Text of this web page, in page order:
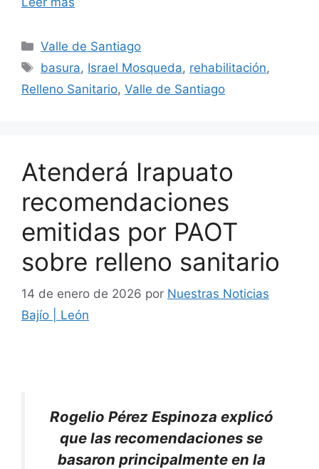
Categorías
Valle de Santiago
Etiquetas
basura, Israel Mosqueda, rehabilitación,
Relleno Sanitario, Valle de Santiago
Atenderá Irapuato
recomendaciones
emitidas por PAOT
sobre relleno sanitario
14 de enero de 2026 por Nuestras Noticias
Bajío | León
Rogelio Pérez Espinoza explicó
que las recomendaciones se
basaron principalmente en la